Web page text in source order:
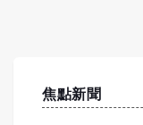
焦點新聞